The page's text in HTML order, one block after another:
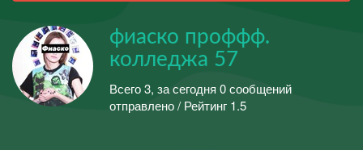
фиаско проффф.
колледжа 57
Всего 3, за сегодня 0 сообщений
отправлено / Рейтинг 1.5